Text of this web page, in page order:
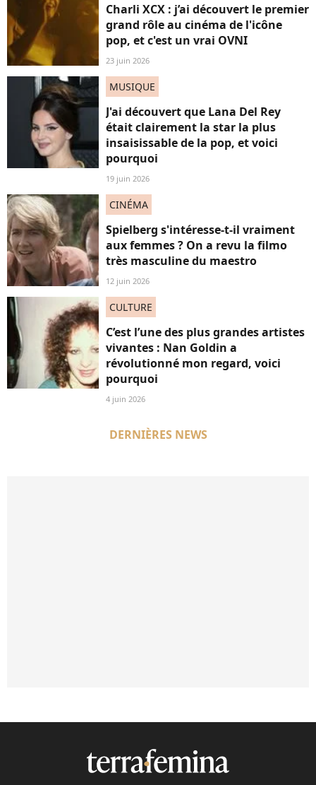
Charli XCX : j’ai découvert le premier
grand rôle au cinéma de l'icône
pop, et c'est un vrai OVNI
23 juin 2026
MUSIQUE
J'ai découvert que Lana Del Rey
était clairement la star la plus
insaisissable de la pop, et voici
pourquoi
19 juin 2026
CINÉMA
Spielberg s'intéresse-t-il vraiment
aux femmes ? On a revu la filmo
très masculine du maestro
12 juin 2026
CULTURE
C’est l’une des plus grandes artistes
vivantes : Nan Goldin a
révolutionné mon regard, voici
pourquoi
4 juin 2026
DERNIÈRES NEWS